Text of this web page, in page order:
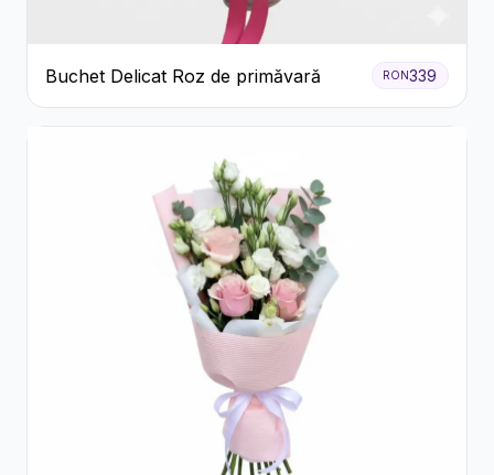
Buchet Delicat Roz de primăvară RON339